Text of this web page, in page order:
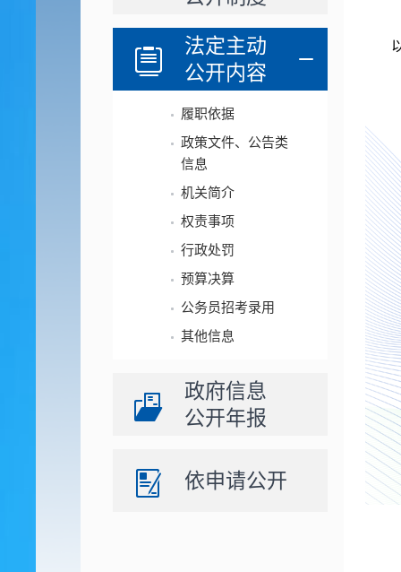
法定主动
公开内容
履职依据
政策文件、公告类
信息
机关简介
权责事项
行政处罚
预算决算
公务员招考录用
其他信息
政府信息
公开年报
依申请公开